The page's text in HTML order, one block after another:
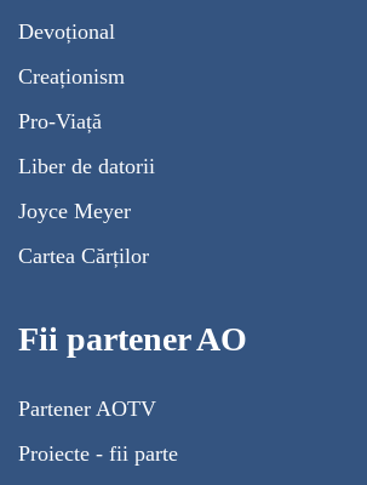
Devoțional
Creaționism
Pro-Viață
Liber de datorii
Joyce Meyer
Cartea Cărților
Fii partener AO
Partener AOTV
Proiecte - fii parte